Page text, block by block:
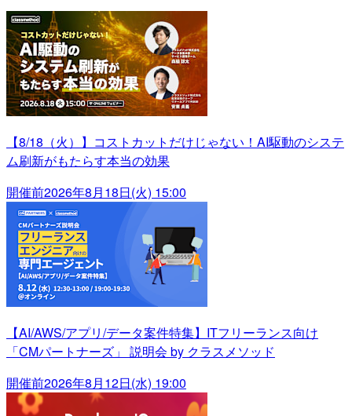
【8/18（火）】コストカットだけじゃない！AI駆動のシステ
ム刷新がもたらす本当の効果
開催前2026年8月18日(火) 15:00
【AI/AWS/アプリ/データ案件特集】ITフリーランス向け
「CMパートナーズ」 説明会 by クラスメソッド
開催前2026年8月12日(水) 19:00